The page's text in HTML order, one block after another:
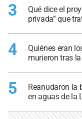
3
Qué dice el
privada” que
4
Quiénes eran
murieron tras
5
Reanudaron la
en aguas de la